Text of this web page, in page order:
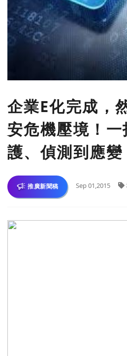
企業E化完成，
安危機壓境！
護、偵測到應變
推廣新聞稿 Sep 01,2015